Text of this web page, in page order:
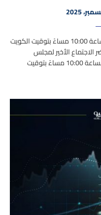
ترقّب محضر الفيدرالي الأمريكي اليوم الساعة 10:00 مساءً بتوقيت الكويت
الاجتماع الأخير لمجلس
الاحتياطي الفيدرالي الأمريكي في تمام الساعة 10:00 مساءً بتوقيت